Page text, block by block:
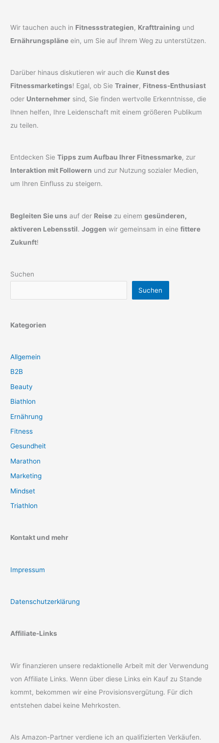
Wir tauchen auch in Fitnessstrategien, Krafttraining und
Ernährungspläne ein, um Sie auf Ihrem Weg zu unterstützen.
Darüber hinaus diskutieren wir auch die Kunst des
Fitnessmarketings! Egal, ob SieTrainer, Fitness-Enthusiast
oder Unternehmer sind, Sie finden wertvolle Erkenntnisse, die
Ihnen helfen, Ihre Leidenschaft mit einem größeren Publikum
zu teilen.
Entdecken SieTipps zum Aufbau Ihrer Fitnessmarke, zur
Interaktion mit Followern und zur Nutzung sozialer Medien,
um Ihren Einfluss zu steigern.
Begleiten Sie uns auf der Reise zu einemgesünderen,
aktiveren Lebensstil.Joggen wir gemeinsam in einefittere
Zukunft!
Suchen
Suchen
Kategorien
Allgemein
B2B
Beauty
Biathlon
Ernährung
Fitness
Gesundheit
Marathon
Marketing
Mindset
Triathlon
Kontakt und mehr
Impressum
Datenschutzerklärung
Affiliate-Links
Wir finanzieren unsere redaktionelle Arbeit mit der Verwendung
von Affiliate Links. Wenn über diese Links ein Kauf zu Stande
kommt, bekommen wir eine Provisionsvergütung. Für dich
entstehen dabei keine Mehrkosten.
Als Amazon-Partner verdiene ich an qualifizierten Verkäufen.